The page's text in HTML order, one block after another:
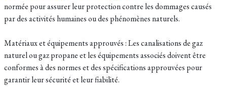
normée pour assurer leur protection contre les dommages causés
par des activités humaines ou des phénomènes naturels.
Matériaux et équipements approuvés : Les canalisations de gaz
naturel ou gaz propane et les équipements associés doivent être
conformes à des normes et des spécifications approuvées pour
garantir leur sécurité et leur fiabilité.